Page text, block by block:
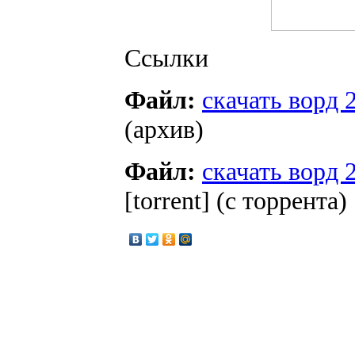
Ссылки
Файл: скачать ворд
(архив)
Файл: скачать ворд
[torrent] (с торрента)